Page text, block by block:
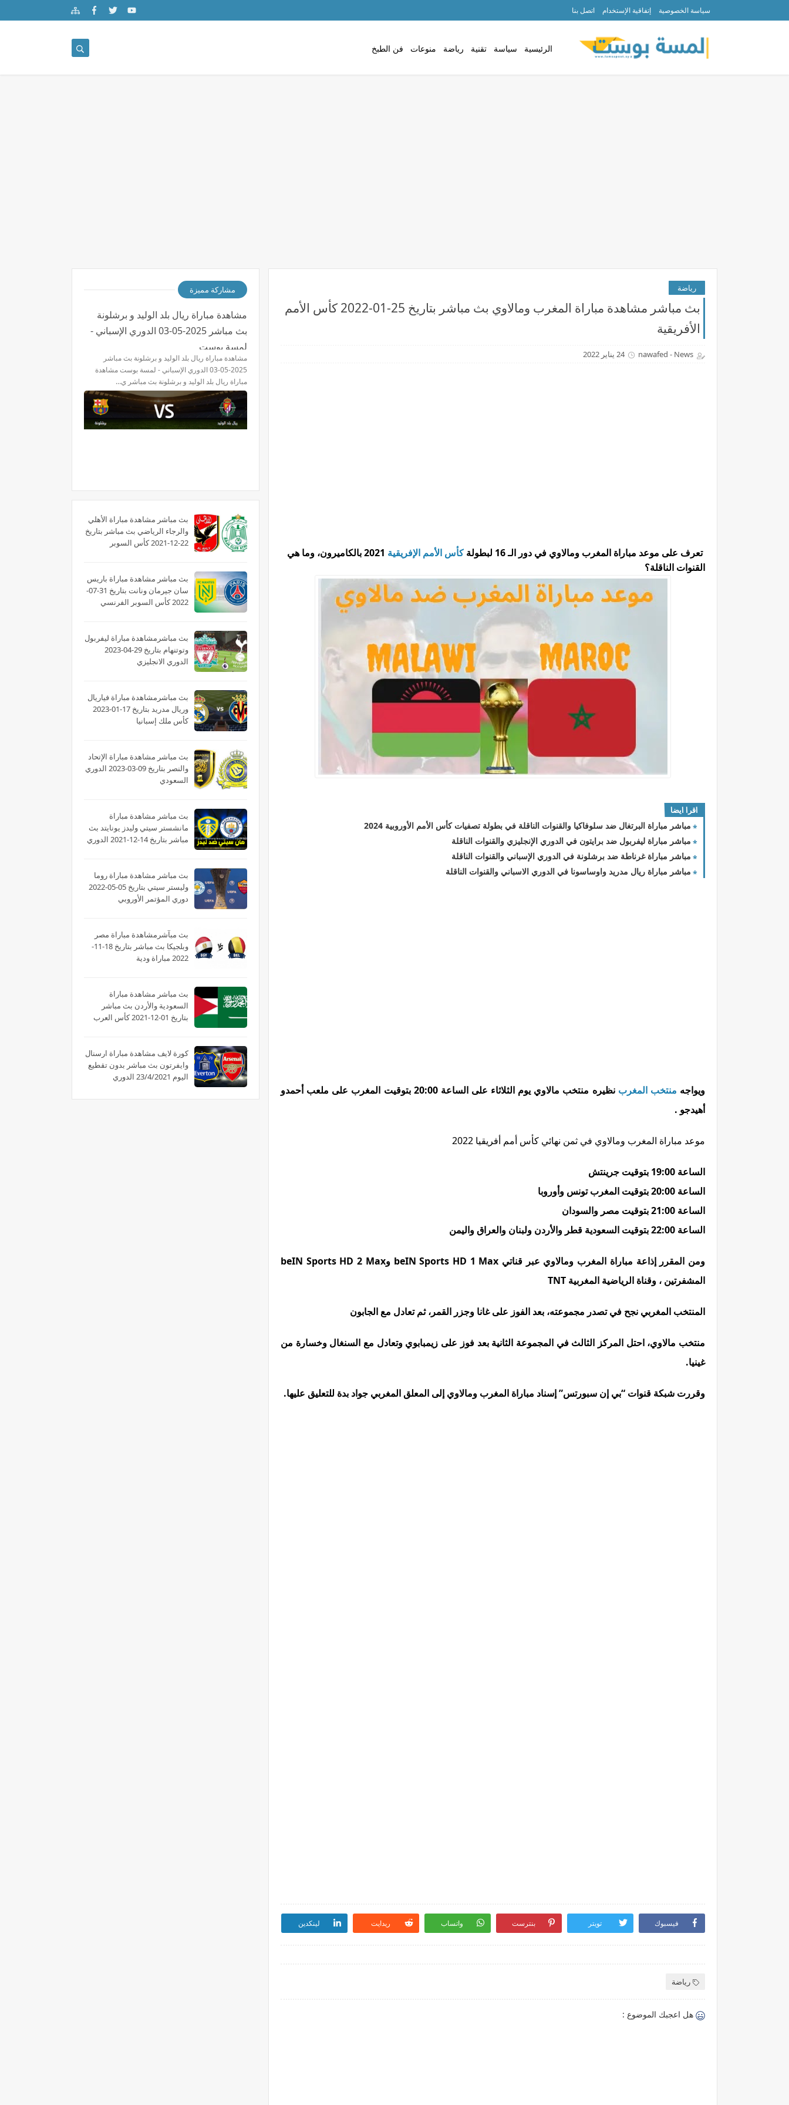
سياسة الخصوصية إتفاقية الإستخدام اتصل بنا
الرئيسية سياسة تقنية رياضة منوعات فن الطبخ
رياضة
بث مباشر مشاهدة مباراة المغرب ومالاوي بث مباشر بتاريخ 25-01-2022 كأس الأمم
الأفريقية
nawafed - News 24 يناير 2022
تعرف على موعد مباراة المغرب ومالاوي في دور الـ 16 لبطولة كأس الأمم الإفريقية
2021 بالكاميرون، وما هي
القنوات الناقلة؟
اقرا ايضا
مباشر مباراة البرتغال ضد سلوفاكيا والقنوات الناقلة في بطولة تصفيات كأس الأمم الأوروبية 2024
مباشر مباراة ليفربول ضد برايتون في الدوري الإنجليزي والقنوات الناقلة
مباشر مباراة غرناطة ضد برشلونة في الدوري الإسباني والقنوات الناقلة
مباشر مباراة ريال مدريد واوساسونا في الدوري الاسباني والقنوات الناقلة
ويواجه منتخب المغرب
نظيره منتخب مالاوي يوم الثلاثاء على الساعة 20:00 بتوقيت المغرب على ملعب أحمدو
أهيدجو .
موعد مباراة المغرب ومالاوي في ثمن نهائي كأس أمم أفريقيا 2022
الساعة 19:00 بتوقيت جرينتش
الساعة 20:00 بتوقيت المغرب تونس وأوروبا
الساعة 21:00 بتوقيت مصر والسودان
الساعة 22:00 بتوقيت السعودية قطر والأردن ولبنان والعراق واليمن
ومن المقرر إذاعة مباراة المغرب ومالاوي عبر قناتي beIN Sports HD 1 Max وbeIN Sports HD 2 Max
المشفرتين ، وقناة الرياضية المغربية TNT
المنتخب المغربي نجح في تصدر مجموعته، بعد الفوز على غانا وجزر القمر، ثم تعادل مع الجابون
منتخب مالاوي، احتل المركز الثالث في المجموعة الثانية بعد فوز على زيمبابوي وتعادل مع السنغال وخسارة من
غينيا.
وقررت شبكة قنوات “بي إن سبورتس” إسناد مباراة المغرب ومالاوي إلى المعلق المغربي جواد بدة للتعليق عليها.
فيسبوك تويتر بنترست واتساب ريدايت لينكدين
رياضة
هل اعجبك الموضوع :
مشاركة مميزة
مشاهدة مباراة ريال بلد الوليد و برشلونة
بث مباشر 2025-05-03 الدوري الإسباني -
لمسة بوست
مشاهدة مباراة ريال بلد الوليد و برشلونة بث مباشر
2025-05-03 الدوري الإسباني - لمسة بوست مشاهدة
مباراة ريال بلد الوليد و برشلونة بث مباشر ي…
بث مباشر مشاهدة مباراة الأهلي
والرجاء الرياضي بث مباشر بتاريخ
22-12-2021 كأس السوبر
بث مباشر مشاهدة مباراة باريس
سان جيرمان ونانت بتاريخ 31-07-
2022 كأس السوبر الفرنسي
بث مباشرمشاهدة مباراة ليفربول
وتوتنهام بتاريخ 29-04-2023
الدوري الانجليزي
بث مباشرمشاهدة مباراة فياريال
وريال مدريد بتاريخ 17-01-2023
كأس ملك إسبانيا
بث مباشر مشاهدة مباراة الإتحاد
والنصر بتاريخ 09-03-2023 الدوري
السعودي
بث مباشر مشاهدة مباراة
مانشستر سيتي وليدز يونايتد بث
مباشر بتاريخ 14-12-2021 الدوري
بث مباشر مشاهدة مباراة روما
وليستر سيتي بتاريخ 05-05-2022
دوري المؤتمر الأوروبي
بث مبآشرمشاهدة مباراة مصر
وبلجيكا بث مباشر بتاريخ 18-11-
2022 مباراة ودية
بث مباشر مشاهدة مباراة
السعودية والأردن بث مباشر
بتاريخ 01-12-2021 كأس العرب
كورة لايف مشاهدة مباراة ارسنال
وايفرتون بث مباشر بدون تقطيع
اليوم 23/4/2021 الدوري